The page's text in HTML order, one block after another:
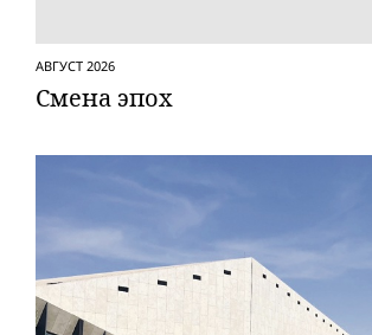
АВГУСТ 2026
Смена эпох